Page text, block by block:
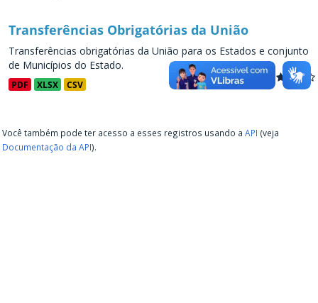
Transferências Obrigatórias da União
Transferências obrigatórias da União para os Estados e conjunto
de Municípios do Estado.
PDF XLSX CSV
Você também pode ter acesso a esses registros usando a API (veja
Documentação da API).